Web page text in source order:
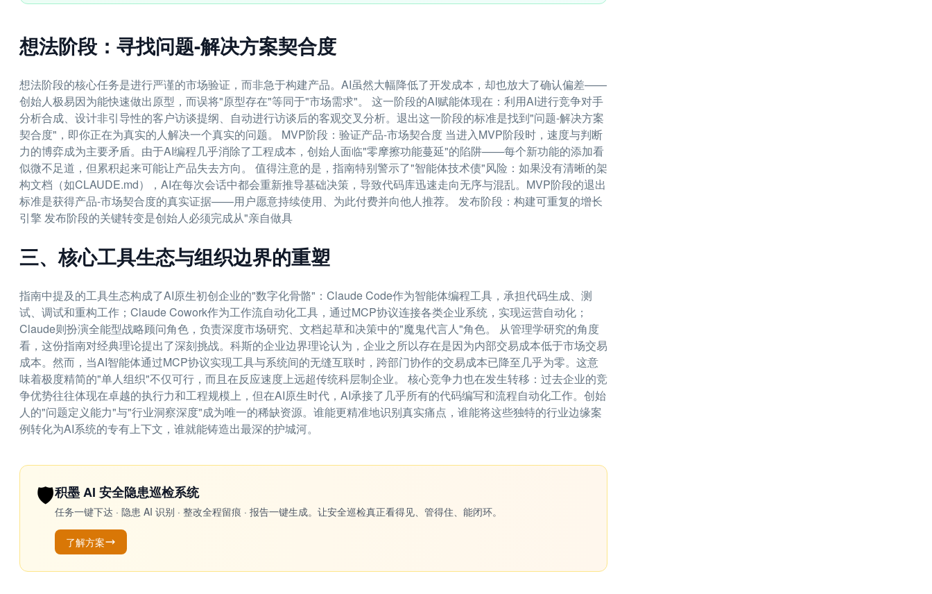
想法阶段：寻找问题-解决方案契合度
想法阶段的核心任务是进行严谨的市场验证，而非急于构建产品。AI虽然大幅降低了开发成本，却也放大了确认偏差——
创始人极易因为能快速做出原型，而误将"原型存在"等同于"市场需求"。 这一阶段的AI赋能体现在：利用AI进行竞争对手
分析合成、设计非引导性的客户访谈提纲、自动进行访谈后的客观交叉分析。退出这一阶段的标准是找到"问题-解决方案
契合度"，即你正在为真实的人解决一个真实的问题。 MVP阶段：验证产品-市场契合度 当进入MVP阶段时，速度与判断
力的博弈成为主要矛盾。由于AI编程几乎消除了工程成本，创始人面临"零摩擦功能蔓延"的陷阱——每个新功能的添加看
似微不足道，但累积起来可能让产品失去方向。 值得注意的是，指南特别警示了"智能体技术债"风险：如果没有清晰的架
构文档（如CLAUDE.md），AI在每次会话中都会重新推导基础决策，导致代码库迅速走向无序与混乱。MVP阶段的退出
标准是获得产品-市场契合度的真实证据——用户愿意持续使用、为此付费并向他人推荐。 发布阶段：构建可重复的增长
引擎 发布阶段的关键转变是创始人必须完成从"亲自做具
三、核心工具生态与组织边界的重塑
指南中提及的工具生态构成了AI原生初创企业的"数字化骨骼"：Claude Code作为智能体编程工具，承担代码生成、测
试、调试和重构工作；Claude Cowork作为工作流自动化工具，通过MCP协议连接各类企业系统，实现运营自动化；
Claude则扮演全能型战略顾问角色，负责深度市场研究、文档起草和决策中的"魔鬼代言人"角色。 从管理学研究的角度
看，这份指南对经典理论提出了深刻挑战。科斯的企业边界理论认为，企业之所以存在是因为内部交易成本低于市场交易
成本。然而，当AI智能体通过MCP协议实现工具与系统间的无缝互联时，跨部门协作的交易成本已降至几乎为零。这意
味着极度精简的"单人组织"不仅可行，而且在反应速度上远超传统科层制企业。 核心竞争力也在发生转移：过去企业的竞
争优势往往体现在卓越的执行力和工程规模上，但在AI原生时代，AI承接了几乎所有的代码编写和流程自动化工作。创始
人的"问题定义能力"与"行业洞察深度"成为唯一的稀缺资源。谁能更精准地识别真实痛点，谁能将这些独特的行业边缘案
例转化为AI系统的专有上下文，谁就能铸造出最深的护城河。
🛡️积墨 AI 安全隐患巡检系统
任务一键下达 · 隐患 AI 识别 · 整改全程留痕 · 报告一键生成。让安全巡检真正看得见、管得住、能闭环。
了解方案